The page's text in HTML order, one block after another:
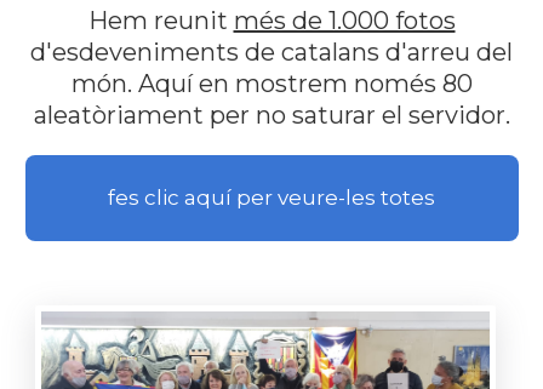
Hem reunit més de 1.000 fotos
d'esdeveniments de catalans d'arreu del
món. Aquí en mostrem només 80
aleatòriament per no saturar el servidor.
fes clic aquí per veure-les totes